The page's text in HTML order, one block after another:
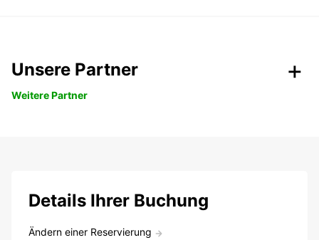
Unsere Partner
Weitere Partner
Details Ihrer Buchung
Ändern einer Reservierung